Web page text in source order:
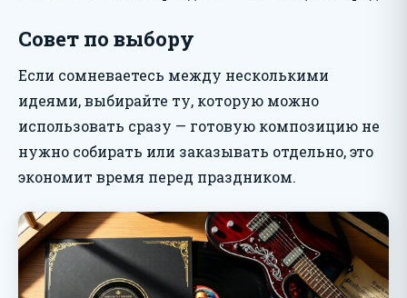
Совет по выбору
Если сомневаетесь между несколькими
идеями, выбирайте ту, которую можно
использовать сразу — готовую композицию не
нужно собирать или заказывать отдельно, это
экономит время перед праздником.